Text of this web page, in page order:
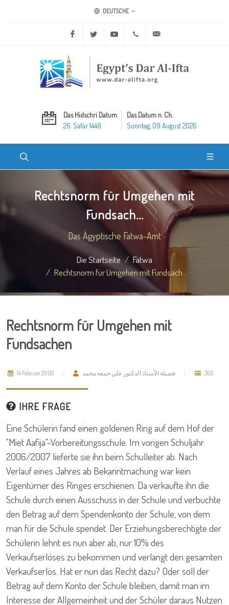
DEUTSCHE
Facebook Twitter Youtube +20 2 25970400
Das Hidschri Datum
26. Safar 1448
Das Datum n. Ch.
Sonntag, 09 August 2026
Rechtsnorm für Umgehen mit
Fundsach...
Das Ägyptische Fatwa-Amt
Die Startseite
Fatwa
Rechtsnorm für Umgehen mit Fundsach...
Rechtsnorm für Umgehen mit
Fundsachen
14 Februar 2008 فضيلة الأستاذ الدكتور علي جمعة محمد 305
IHRE FRAGE
Eine Schülerin fand einen goldenen Ring auf dem Hof der
"Miet Aafija"-Vorbereitungsschule. Im vorigen Schuljahr
2006/2007 lieferte sie ihn beim Schulleiter ab. Nach
Verlauf eines Jahres ab Bekanntmachung war kein
Eigentümer des Ringes erschienen. Da verkaufte ihn die
Schule durch einen Ausschuss in der Schule und verbuchte
den Betrag auf dem Spendenkonto der Schule, von dem
man für die Schule spendet. Der Erziehungsberechtigte der
Schülerin lehnt es nun aber ab, nur 10% des
Verkaufserlöses zu bekommen und verlangt den gesamten
Verkaufserlös. Hat er nun das Recht dazu? Oder soll der
Betrag auf dem Konto der Schule bleiben, damit man im
Interesse der Allgemeinheit und der Schüler daraus Nutzen